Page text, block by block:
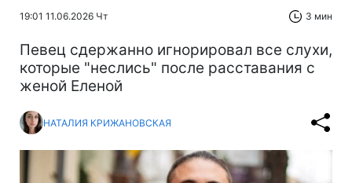
19:01 11.06.2026 Чт 3 мин
Певец сдержанно игнорировал все слухи,
которые "неслись" после расставания с
женой Еленой
НАТАЛИЯ КРИЖАНОВСКАЯ